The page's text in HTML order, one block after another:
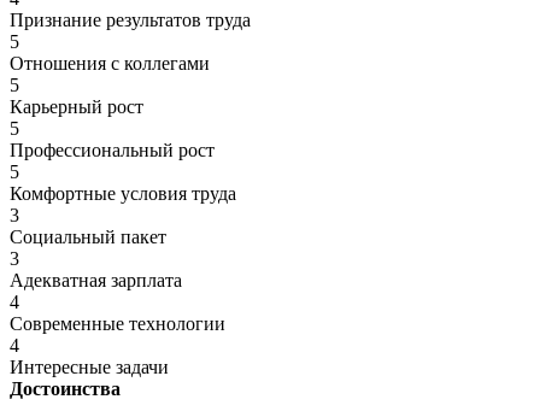
Признание результатов труда
5
Отношения с коллегами
5
Карьерный рост
5
Профессиональный рост
5
Комфортные условия труда
3
Социальный пакет
3
Адекватная зарплата
4
Современные технологии
4
Интересные задачи
Достоинства